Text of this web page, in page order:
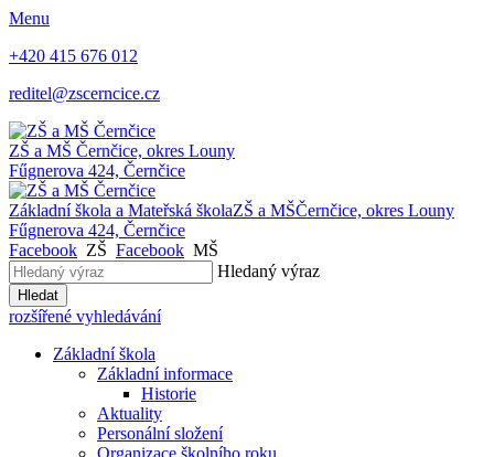
Menu
+420 415 676 012
reditel@zscerncice.cz
ZŠ a MŠ Černčice, okres Louny
Fűgnerova 424, Černčice
Základní škola a Mateřská školaZŠ a MŠČernčice, okres Louny
Fűgnerova 424, Černčice
Facebook ZŠ Facebook MŠ
Hledaný výraz
Hledat
rozšířené vyhledávání
Základní škola
Základní informace
Historie
Aktuality
Personální složení
Organizace školního roku